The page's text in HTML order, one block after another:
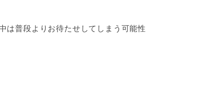
は普段よりお待たせしてしまう可能性